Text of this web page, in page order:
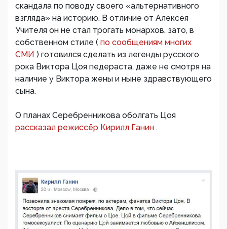
скандала по поводу своего «альтернативного
взгляда» на историю. В отличие от Алексея
Учителя он не стал трогать монархов, зато, в
собственном стиле ( по сообщениям многих
СМИ ) готовился сделать из легенды русского
рока Виктора Цоя педераста, даже не смотря на
наличие у Виктора жены и ныне здравствующего
сына.
О планах Серебренникова оболгать Цоя
рассказал режиссёр Кирилл Ганин .